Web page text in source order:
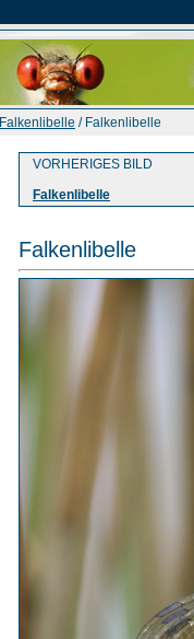
Falkenlibelle / Falkenlibelle
VORHERIGES BILD
Falkenlibelle
Falkenlibelle